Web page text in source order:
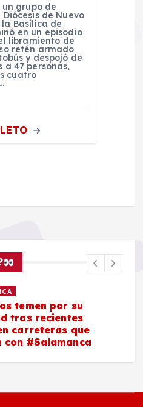
grupo de
de Nuevo
Basílica de
en un episodio
libramiento de
retén armado
y despojó de
a 47 personas,
cuatro
temen por su
tras recientes
carreteras que
con #Salamanca